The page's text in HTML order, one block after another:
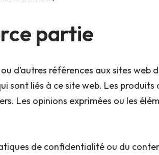
partie
d’autres références aux sites web
sont liés à ce site web. Les
Les opinions exprimées ou les
de confidentialité ou du